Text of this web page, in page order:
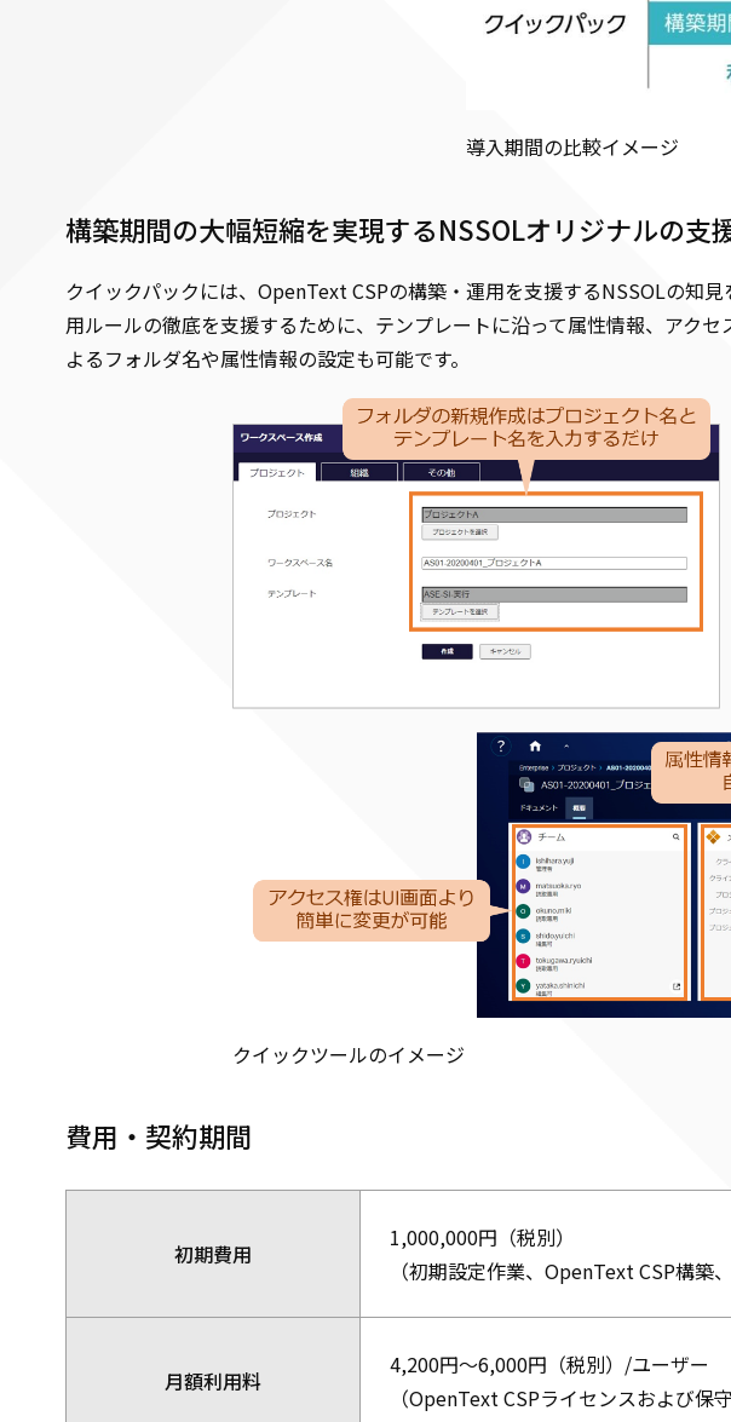
導入期間の比較イメージ
構築期間の大幅短縮を実現するNSSOLオリジナルの支
クイックパックには、OpenText CSPの構築・運用を支援するNSSOLの知
用ルールの徹底を支援するために、テンプレートに沿って属性情報、アク
よるフォルダ名や属性情報の設定も可能です。
クイックツールのイメージ
費用・契約期間
初期費用
1,000,000円（税別）
（初期設定作業、OpenText CSP構築
月額利用料
4,200円～6,000円（税別）/ユーザー
（OpenText CSPライセンスおよび保